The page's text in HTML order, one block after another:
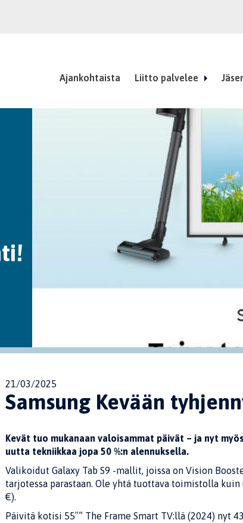
Ajankohtaista Liitto palvelee
21/03/2025
Samsung Kevään
Kevät tuo mukanaan valoisammat päivät – ja nyt
uutta tekniikkaa jopa 50 %:n alennuksella.
Valikoidut Galaxy Tab S9 -mallit, joissa on Vision
tarjotessa parastaan. Ole yhtä tuottava toimistolla
€).
Päivitä kotisi 55″” The Frame Smart TV:llä (2024) nyt